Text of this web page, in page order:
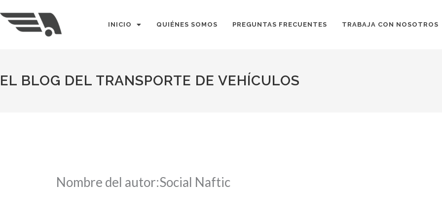
al
contenido
INICIO QUIÉNES SOMOS PREGUNTAS FRECUENTES TRABAJA CON NOSOTROS
EL BLOG DEL TRANSPORTE DE VEHÍCULOS
Nombre del autor:Social Naftic